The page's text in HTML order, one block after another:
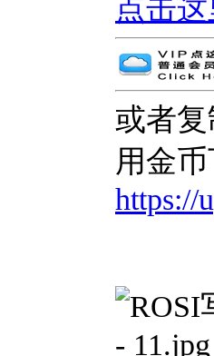
点击
或者复
用金
https://